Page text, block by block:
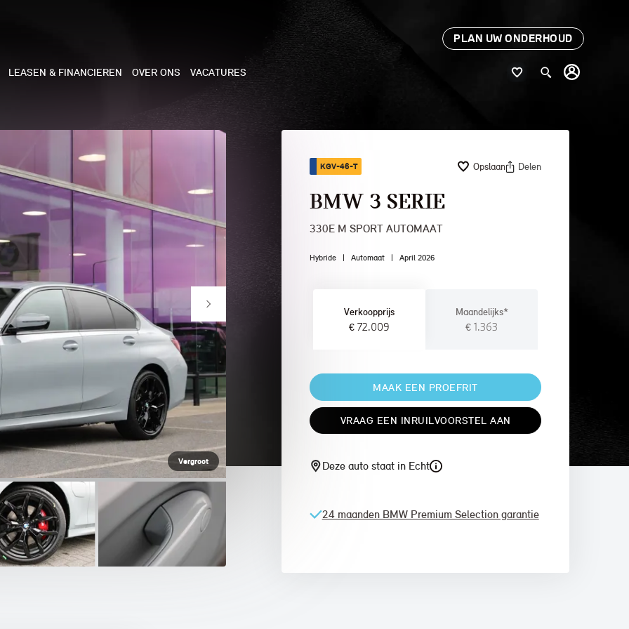
PLAN UW ONDERHOUD
3-DEURS
CABRIO
5-DEURS
COOPER WORKS
SMITH EDITION
LEASEN & FINANCIEREN OVER ONS VACATURES
Vergroot
KGV-46-T Opslaan Delen
BMW 3 SERIE
330E M SPORT AUTOMAAT
Hybride | Automaat | April 2026
Verkoopprijs
€ 72.009
Maandelijks*
€ 1.363
MAAK EEN PROEFRIT
VRAAG EEN INRUILVOORSTEL AAN
Deze auto staat in Echt
24 maanden BMW Premium Selection garantie